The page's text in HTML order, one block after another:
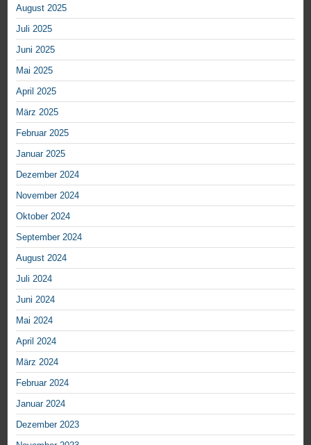
August 2025
Juli 2025
Juni 2025
Mai 2025
April 2025
März 2025
Februar 2025
Januar 2025
Dezember 2024
November 2024
Oktober 2024
September 2024
August 2024
Juli 2024
Juni 2024
Mai 2024
April 2024
März 2024
Februar 2024
Januar 2024
Dezember 2023